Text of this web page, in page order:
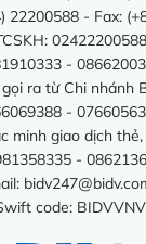
22200588 - Fax:
-
ra từ Chi nhánh
-
minh giao dịch
-
code: